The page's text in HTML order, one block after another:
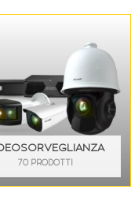
70 PRODOTTI